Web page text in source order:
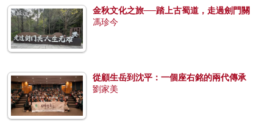
金秋文化之旅──踏上古蜀道，走過劍門關
馮珍今
從顧生岳到沈平：一個座右銘的兩代傳承
劉家美